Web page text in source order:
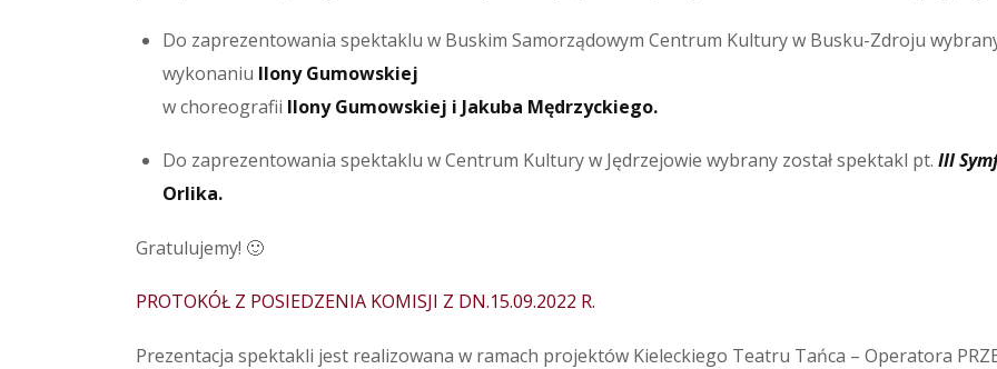
Do zaprezentowania spektaklu w Buskim Samorządowym Centrum Kultury w Busku-Zdroju
wykonaniu Ilony Gumowskiej
w choreografii Ilony Gumowskiej i Jakuba Mędrzyckiego.
Do zaprezentowania spektaklu w Centrum Kultury w Jędrzejowie wybrany został spektakl pt. III
Orlika.
Gratulujemy! 🙂
PROTOKÓŁ Z POSIEDZENIA KOMISJI Z DN.15.09.2022 R.
Prezentacja spektakli jest realizowana w ramach projektów Kieleckiego Teatru Tańca – Operatora